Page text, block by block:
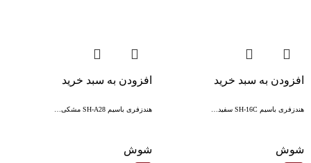
افزودن به سبد خرید
هندزفری باسیم SH-16C سفید…
شوش
افزودن به سبد خرید
هندزفری باسیم SH-A28 مشکی…
شوش